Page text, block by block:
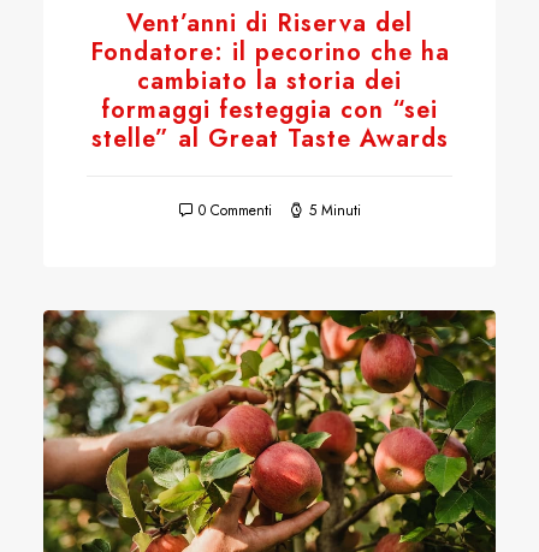
Vent’anni di Riserva del
Fondatore: il pecorino che ha
cambiato la storia dei
formaggi festeggia con “sei
stelle” al Great Taste Awards
0 Commenti 5 Minuti